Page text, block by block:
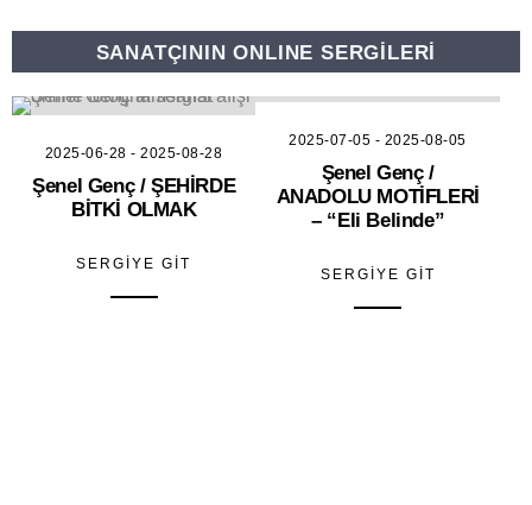
SANATÇININ ONLINE SERGİLERİ
2025-06-28 -2025-08-28
Şenel Genç / ŞEHİRDE
BİTKİ OLMAK
SERGIYE GIT
166
2025-07-05 - 2025-08-05
Şenel Genç /
ANADOLU MOTİFLERİ
– “Eli Belinde”
SERGIYE GIT